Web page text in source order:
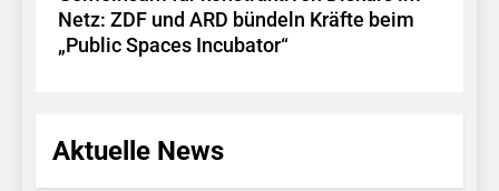
Netz: ZDF und ARD bündeln Kräfte beim
„Public Spaces Incubator“
Aktuelle News